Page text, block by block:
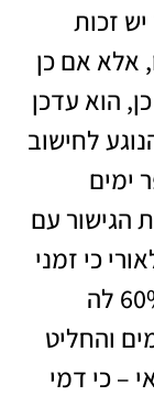
זכות
אלא אם כן
הוא עדכן
לחישוב
ימים
הגישור עם
כי זמני
השהות בינה לבינו יהיו בבחינת 60% לה
והחליט
– כי דמי